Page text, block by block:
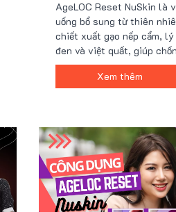
ageLOC Reset
AgeLOC Reset NuSkin là
uống bổ sung từ thiên
chiết xuất gạo nếp cẩm, lý
đen và việt quất, giúp
hóa, tăng năng lượng, cải
tuần hoàn máu, da và giấc
sóc sức khỏe toàn diện.
Xem thêm